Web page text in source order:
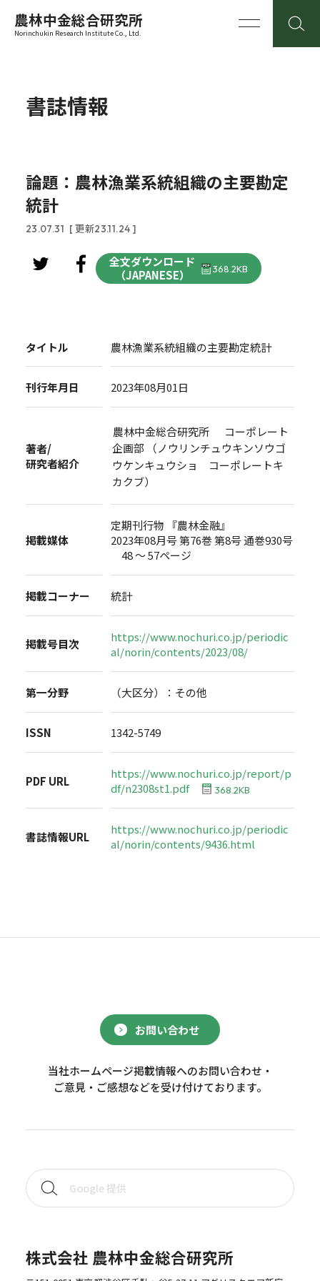
農林中金総合研究所
Norinchukin Research Institute Co., Ltd.
書誌情報
論題：農林漁業系統組織の主要勘定
統計
23.07.31 [ 更新23.11.24 ]
全文ダウンロード
（JAPANESE）
368.2KB
タイトル 農林漁業系統組織の主要勘定統計
刊行年月日 2023年08月01日
著者/
研究者紹介
農林中金総合研究所 コーポレート
企画部 （ノウリンチュウキンソウゴ
ウケンキュウショ コーポレートキ
カクブ）
掲載媒体
定期刊行物 『農林金融』
2023年08月号 第76巻 第8号 通巻930号
48 ～ 57ページ
掲載コーナー 統計
掲載号目次
https://www.nochuri.co.jp/periodic
al/norin/contents/2023/08/
第一分野 （大区分）：その他
ISSN 1342-5749
PDF URL
https://www.nochuri.co.jp/report/p
df/n2308st1.pdf
368.2KB
書誌情報URL
https://www.nochuri.co.jp/periodic
al/norin/contents/9436.html
お問い合わせ
当社ホームページ掲載情報へのお問い合わせ・
ご意見・ご感想などを受け付けております。
株式会社 農林中金総合研究所